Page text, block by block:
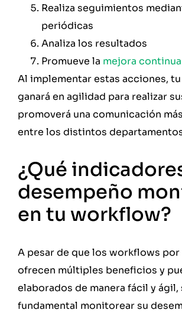
Realiza seguimientos
periódicas
Analiza los resultados
Promueve la mejora continua
Al implementar estas acciones,
ganará en agilidad para realizar
promoverá una comunicación
entre los distintos
¿Qué
desempeño
en tu workflow?
A pesar de que los workflows por
ofrecen múltiples beneficios y
elaborados de manera fácil y
fundamental monitorear su